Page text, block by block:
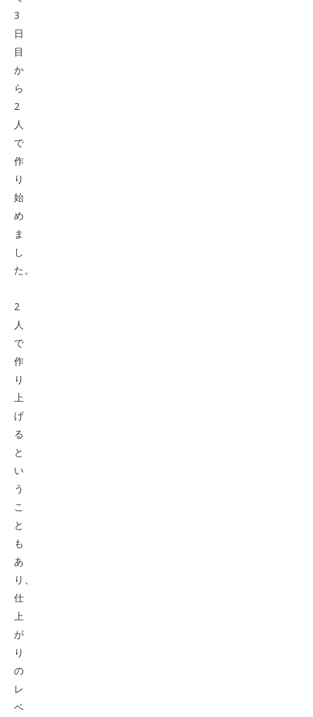
3
日
目
か
ら
2
人
で
作
り
始
め
ま
し
た。
2
人
で
作
り
上
げ
る
と
い
う
こ
と
も
あ
り、
仕
上
が
り
の
レ
ベ